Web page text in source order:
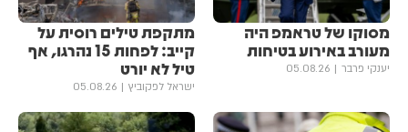
מסוקו של טראמפ היה
מעורב באירוע בטיחות
יענקי פרבר 05.08.26
מתקפת טילים רוסית על
קייב: לפחות 15 נהרגו, אף
טיל לא יורט
ישראל לפקוביץ 05.08.26